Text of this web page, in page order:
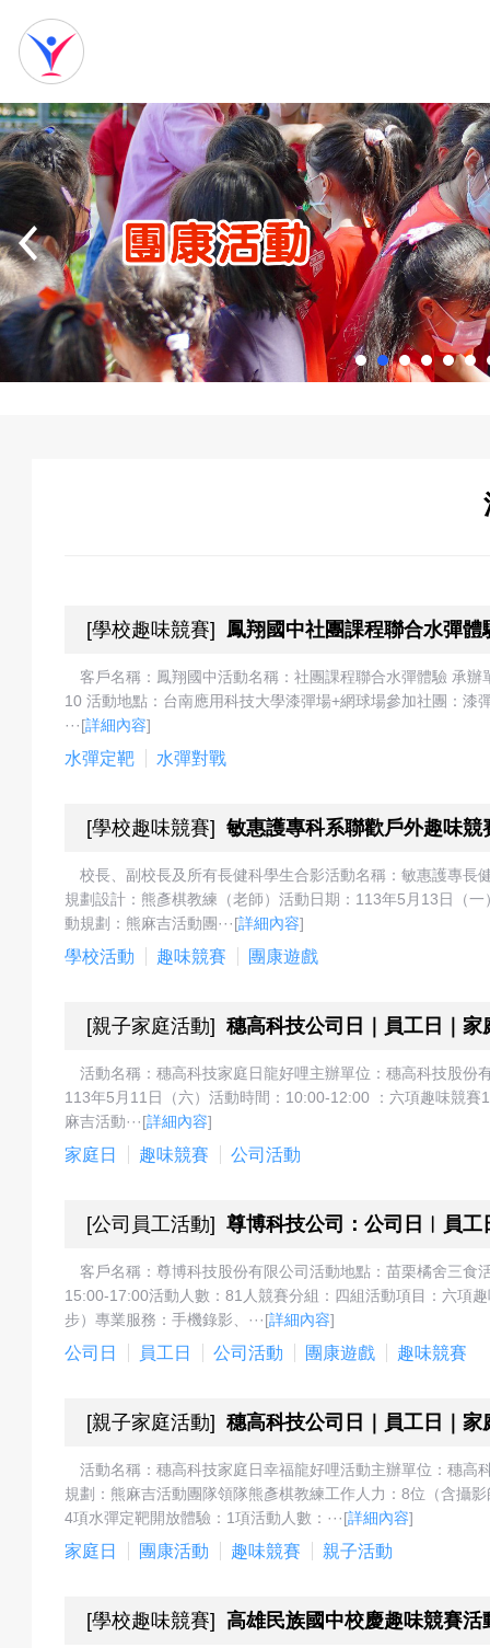
網
站
首
我
活
動
項
目
戲
[學校趣味競賽] 鳳翔國中社團課程聯合水彈體
客戶名稱：鳳翔國中活動名稱：社團課程聯合水彈體驗 承
10 活動地點：台南應用科技大學漆彈場+網球場參加社團：
···[詳細內容]
水彈定靶 水彈對戰
[學校趣味競賽] 敏惠護專科系聯歡戶外趣味競
校長、副校長及所有長健科學生合影活動名稱：敏惠護專
規劃設計：熊彥棋教練（老師）活動日期：113年5月13日（
動規劃：熊麻吉活動團···[詳細內容]
學校活動 趣味競賽 團康遊戲
[親子家庭活動] 穗高科技公司日｜員工日｜家
活動名稱：穗高科技家庭日龍好哩主辦單位：穗高科技股
113年5月11日（六）活動時間：10:00-12:00 ：六項趣味競
麻吉活動···[詳細內容]
家庭日 趣味競賽 公司活動
[公司員工活動] 尊博科技公司：公司日︱員工
客戶名稱：尊博科技股份有限公司活動地點：苗栗橘舍三
15:00-17:00活動人數：81人競賽分組：四組活動項目：六項
步）專業服務：手機錄影、···[詳細內容]
公司日 員工日 公司活動 團康遊戲 趣味競賽
[親子家庭活動] 穗高科技公司日｜員工日｜
活動名稱：穗高科技家庭日幸福龍好哩活動主辦單位：穗
規劃：熊麻吉活動團隊領隊熊彥棋教練工作人力：8位（含攝
4項水彈定靶開放體驗：1項活動人數：···[詳細內容]
家庭日 團康活動 趣味競賽 親子活動
[學校趣味競賽] 高雄民族國中校慶趣味競賽活